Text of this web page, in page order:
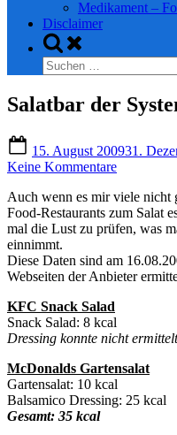
Medikament –
Disclaimer
Toggle
search
form
Suchen
nach:
Salatbar der
on
15. August 200931.
Keine Kommentarezu
der
Auch wenn es mir viele nicht
Food-Restaurants zum Salat
mal die Lust zu prüfen, was
einnimmt.
Diese Daten sind am
Webseiten der Anbieter
KFC Snack Salad
Snack Salad: 8 kcal
Dressing konnte nicht
McDonalds Gartensalat
Gartensalat: 10 kcal
Balsamico Dressing: 25 kcal
Gesamt: 35 kcal